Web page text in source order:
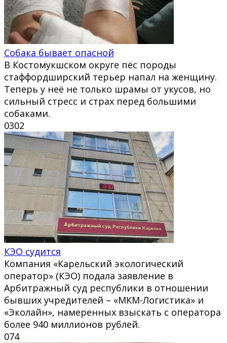
Собака бывает опасной
В Костомукшском округе пёс породы
стаффордширский терьер напал на женщину.
Теперь у неё не только шрамы от укусов, но
сильный стресс и страх перед большими
собаками.
0302
КЭО судится
Компания «Карельский экологический
оператор» (КЭО) подала заявление в
Арбитражный суд республики в отношении
бывших учредителей – «МКМ-Логистика» и
«Эколайн», намеренных взыскать с оператора
более 940 миллионов рублей.
074